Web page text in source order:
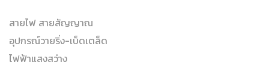
สายไฟ สายสัญญาณ
อุปกรณ์วายริ่ง-เบ็ดเตล็ด
ไฟฟ้าแสงสว่าง